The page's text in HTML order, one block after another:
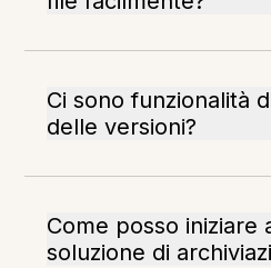
Ci sono funzionalità
delle versioni?
Come posso iniziare
soluzione di